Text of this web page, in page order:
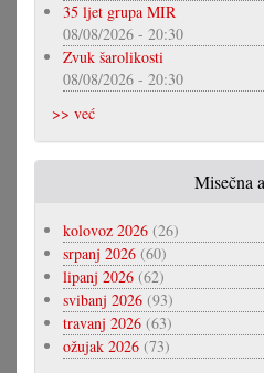
35 ljet grupa MIR
08/08/2026 - 20:30
Zvuk šarolikosti
08/08/2026 - 20:30
>> već
Misečna
kolovoz 2026 (26)
srpanj 2026 (60)
lipanj 2026 (62)
svibanj 2026 (93)
travanj 2026 (63)
ožujak 2026 (73)